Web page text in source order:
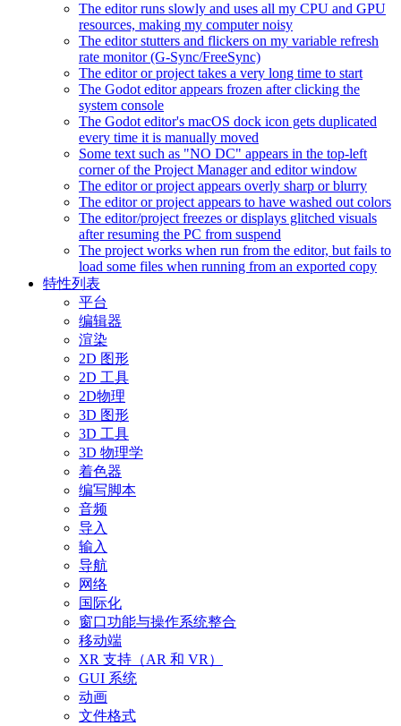
The editor runs slowly and uses all my CPU and GPU
resources, making my computer noisy
The editor stutters and flickers on my variable refresh
rate monitor (G-Sync/FreeSync)
The editor or project takes a very long time to start
The Godot editor appears frozen after clicking the
system console
The Godot editor's macOS dock icon gets duplicated
every time it is manually moved
Some text such as "NO DC" appears in the top-left
corner of the Project Manager and editor window
The editor or project appears overly sharp or blurry
The editor or project appears to have washed out colors
The editor/project freezes or displays glitched visuals
after resuming the PC from suspend
The project works when run from the editor, but fails to
load some files when running from an exported copy
特性列表
平台
编辑器
渲染
2D 图形
2D 工具
2D物理
3D 图形
3D 工具
3D 物理学
着色器
编写脚本
音频
导入
输入
导航
网络
国际化
窗口功能与操作系统整合
移动端
XR 支持（AR 和 VR）
GUI 系统
动画
文件格式